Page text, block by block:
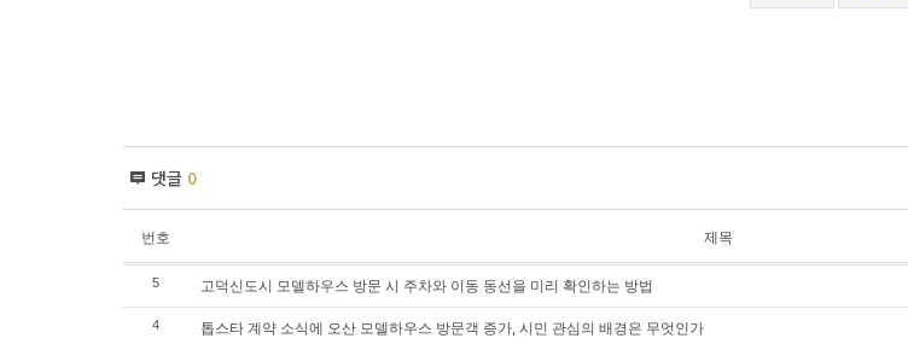
댓글 0
번호 제목
5 고덕신도시 모델하우스 방문 시 주차와 이동 동선을 미리 확인하는 방법
4 톱스타 계약 소식에 오산 모델하우스 방문객 증가, 시민 관심의 배경은 무엇인가